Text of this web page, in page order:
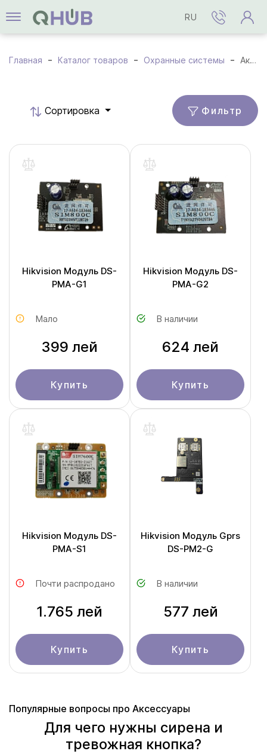
RU
Главная Каталог товаров Охранные системы Аксессуары
Cортировка Фильтр
Hikvision Модуль DS-
PMA-G1
Мало
399 лей
Купить
Hikvision Модуль DS-
PMA-G2
В наличии
624 лей
Купить
Hikvision Модуль DS-
PMA-S1
Почти распродано
1.765 лей
Купить
Hikvision Модуль Gprs
DS-PM2-G
В наличии
577 лей
Купить
Популярные вопросы про Аксессуары
Для чего нужны сирена и
тревожная кнопка?